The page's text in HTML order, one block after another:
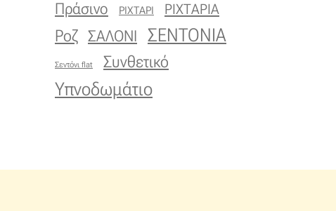
Πράσινο ΡΙΧΤΑΡΙ ΡΙΧΤΑΡΙΑ
Ροζ ΣΑΛΟΝΙ ΣΕΝΤΟΝΙΑ
Σεντόνι flat Συνθετικό
Υπνοδωμάτιο